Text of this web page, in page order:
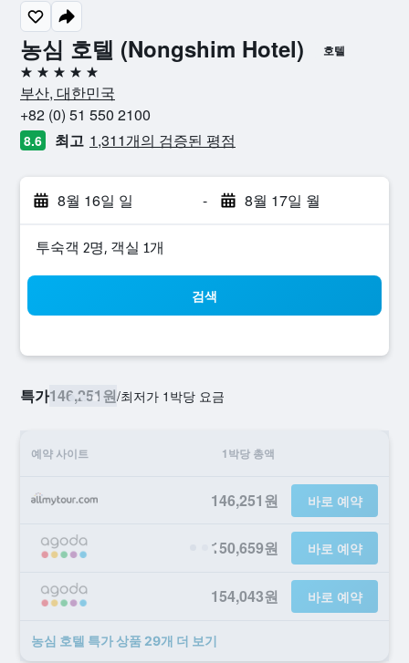
농심 호텔 (Nongshim Hotel) 호텔
5성급
부산, 대한민국
+82 (0) 51 550 2100
8.6 최고 1,311개의 검증된 평점
8월 16일 일 - 8월 17일 월
​투숙객 2​명, ​객실 1개
검색
특가146,251원/​최저가 1박당 요금
예약 사이트 1박당 총액
146,251원 바로 예약
150,659원 바로 예약
154,043원 바로 예약
농심 호텔 ​특가 ​상품 29개 ​더 ​보기